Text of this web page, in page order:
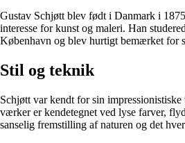
Gustav Schjøtt blev født i Danmark i
interesse for kunst og maleri. Han
København og blev hurtigt bemærket for
Stil og teknik
Schjøtt var kendt for sin
værker er kendetegnet ved lyse farver,
sanselig fremstilling af naturen og det